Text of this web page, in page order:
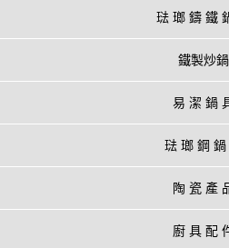
琺 瑯 鑄 鐵
鐵製炒鍋
易 潔 鍋
琺 瑯 鋼 鍋
陶 瓷 產
廚 具 配